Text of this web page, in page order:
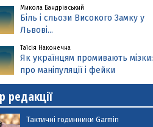
Микола Бандрівський
Біль і сльози Високого Замку у
Львові...
Таїсія Наконечна
Як українцям промивають мізки:
про маніпуляції і фейки
редакції
Тактичні годинники Garmin